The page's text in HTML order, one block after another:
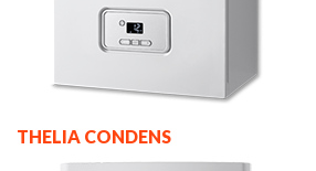
THELIA CONDENS